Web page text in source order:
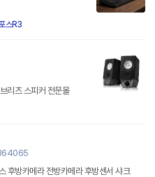
스R3
리츠 스피커 전문몰
후방카메라 전방카메라 후방센서 샤크